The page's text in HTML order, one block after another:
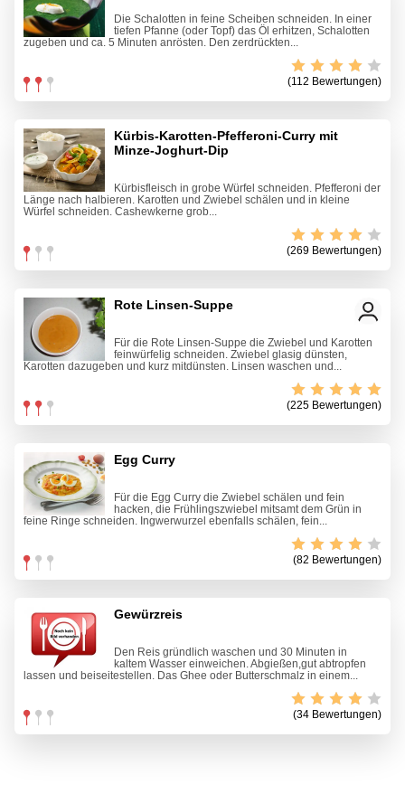
Die Schalotten in feine Scheiben schneiden. In einer
tiefen Pfanne (oder Topf) das Öl erhitzen, Schalotten
zugeben und ca. 5 Minuten anrösten. Den zerdrückten...
(112 Bewertungen)
Kürbis-Karotten-Pfefferoni-Curry mit
Minze-Joghurt-Dip
Kürbisfleisch in grobe Würfel schneiden. Pfefferoni der
Länge nach halbieren. Karotten und Zwiebel schälen und in kleine
Würfel schneiden. Cashewkerne grob...
(269 Bewertungen)
Rote Linsen-Suppe
Für die Rote Linsen-Suppe die Zwiebel und Karotten
feinwürfelig schneiden. Zwiebel glasig dünsten,
Karotten dazugeben und kurz mitdünsten. Linsen waschen und...
(225 Bewertungen)
Egg Curry
Für die Egg Curry die Zwiebel schälen und fein
hacken, die Frühlingszwiebel mitsamt dem Grün in
feine Ringe schneiden. Ingwerwurzel ebenfalls schälen, fein...
(82 Bewertungen)
Gewürzreis
Den Reis gründlich waschen und 30 Minuten in
kaltem Wasser einweichen. Abgießen,gut abtropfen
lassen und beiseitestellen. Das Ghee oder Butterschmalz in einem...
(34 Bewertungen)